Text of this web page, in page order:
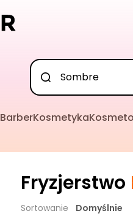
BarberKosmetyka
Fryzjerstwo
Sortowanie Domyślnie